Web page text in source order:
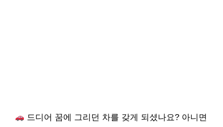
드디어 꿈에 그리던 차를 갖게 되셨나요? 아니면